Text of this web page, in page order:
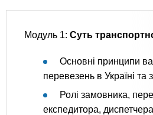
Модуль 1: Суть
Основні принципи
перевезень в Україні та
Ролі замовника,
експедитора,